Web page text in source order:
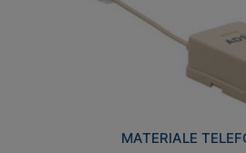
MATERIALE